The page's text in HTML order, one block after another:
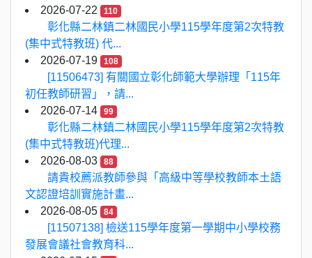
2026-07-22
110
彰化縣二林鎮二林國民小學115學年度第2次特教
(集中式特教班) 代...
2026-07-19
108
[11506473] 有關國立彰化師範大學辦理「115年
初任教師研習」，請...
2026-07-14
99
彰化縣二林鎮二林國民小學115學年度第2次特教
(集中式特教班)代理...
2026-08-03
88
請貴校薦派教師參與「高級中等學校教師本土語
文認證培訓實施計畫...
2026-08-05
84
[11507138] 檢送115學年度第一學期中小學校務
發展會議社會教育科...